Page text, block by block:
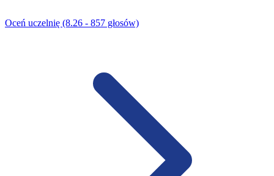
Oceń uczelnię (8.26 - 857 głosów)